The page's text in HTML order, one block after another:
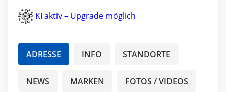
KI aktiv – Upgrade möglich
ADRESSE INFO STANDORTE
NEWS MARKEN FOTOS / VIDEOS